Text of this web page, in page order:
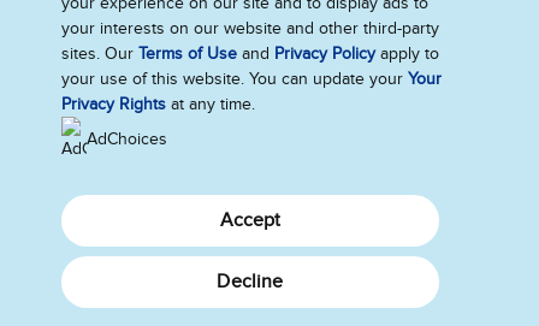
Politique Cookies
Politique de confidentialité
Plan du site
Paramètres des cookies
your interests on our website and other third-party
sites. OurTerms of Use and Privacy Policyapply to
your use of this website. You can update yourYour
Privacy Rights at any time.
AdChoices
Decline
Accept